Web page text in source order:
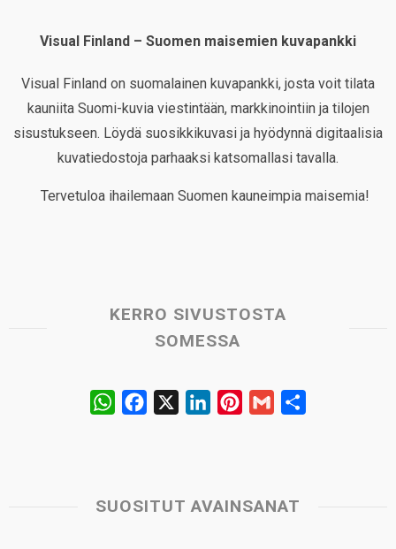
Visual Finland – Suomen maisemien kuvapankki
Visual Finland on suomalainen kuvapankki, josta voit tilata
kauniita Suomi-kuvia viestintään, markkinointiin ja tilojen
sisustukseen. Löydä suosikkikuvasi ja hyödynnä digitaalisia
kuvatiedostoja parhaaksi katsomallasi tavalla.
Tervetuloa ihailemaan Suomen kauneimpia maisemia!
KERRO SIVUSTOSTA
SOMESSA
W
s
b
e
e
l
SUOSITUT AVAINSANAT